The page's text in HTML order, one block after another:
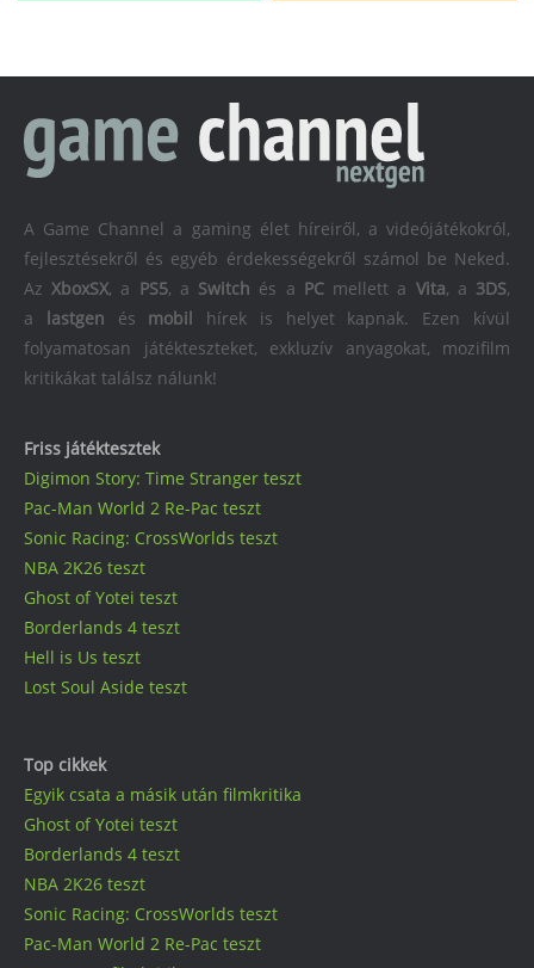
Friss játéktesztek
Digimon Story: Time Stranger teszt
Pac-Man World 2 Re-Pac teszt
Sonic Racing: CrossWorlds teszt
NBA 2K26 teszt
Ghost of Yotei teszt
Borderlands 4 teszt
Hell is Us teszt
Lost Soul Aside teszt
Top cikkek
Egyik csata a másik után filmkritika
Ghost of Yotei teszt
Borderlands 4 teszt
NBA 2K26 teszt
Sonic Racing: CrossWorlds teszt
Pac-Man World 2 Re-Pac teszt
A Game Channel a gaming élet híreiről, a videójátékokról,
fejlesztésekről és egyéb érdekességekről számol be Neked.
AzXboxSX, a PS5, a Switch és a PCmellett a Vita, a 3DS,
a lastgen és mobil hírek is helyet kapnak. Ezen kívül
folyamatosan játékteszteket, exkluzív anyagokat, mozifilm
kritikákat találsz nálunk!